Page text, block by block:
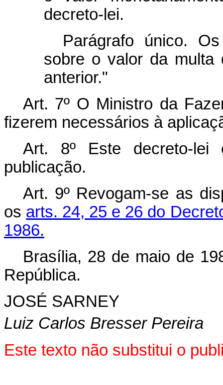
decreto-lei.
Parágrafo único.
sobre o valor da
anterior."
Art. 7º O Ministro da
fizerem necessários à
Art. 8º Este decreto-
publicação.
Art. 9º Revogam-se as
os arts. 24, 25 e 26 do
1986.
Brasília, 28 de maio de
República.
JOSÉ SARNEY
Luiz Carlos Bresser Pereira
Este texto não substitui o